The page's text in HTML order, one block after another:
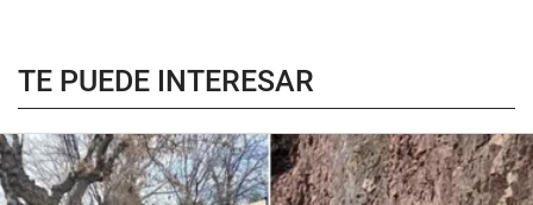
TE PUEDE INTERESAR